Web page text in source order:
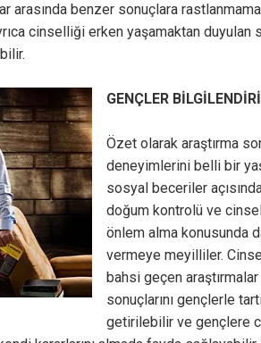
arasında benzer sonuçlara
cinselliği erken yaşamaktan duyulan
GENÇLER
Özet olarak araştırma
deneyimlerini belli bir
sosyal beceriler
doğum kontrolü ve
önlem alma konusunda
vermeye meyilliler.
bahsi geçen
sonuçlarını gençlerle
getirilebilir ve gençlere